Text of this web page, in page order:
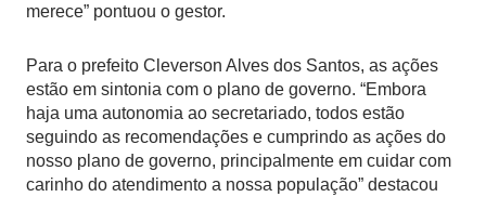
merece” pontuou o gestor.
Para o prefeito Cleverson Alves dos Santos, as ações
estão em sintonia com o plano de governo. “Embora
haja uma autonomia ao secretariado, todos estão
seguindo as recomendações e cumprindo as ações do
nosso plano de governo, principalmente em cuidar com
carinho do atendimento a nossa população” destacou